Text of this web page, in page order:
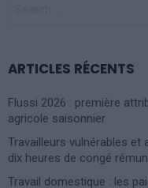
ARTICLES RÉCENTS
Flussi 2026 : première
agricole saisonnier
Travailleurs vulnérables et
dix heures de congé
Travail domestique : les